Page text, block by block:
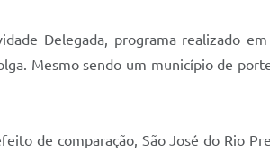
Delegada, programa realizado
Mesmo sendo um município de
de comparação, São José do Rio